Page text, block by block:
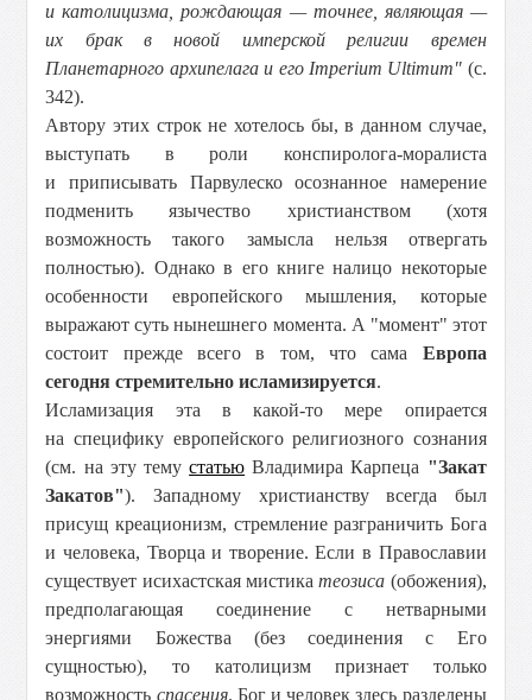
и католицизма, рождающая — точнее, являющая —
их брак в новой имперской религии времен
Планетарного архипелага и его Imperium Ultimum" (с.
342).
Автору этих строк не хотелось бы, в данном случае,
выступать в роли конспиролога-моралиста
и приписывать Парвулеско осознанное намерение
подменить язычество христианством (хотя
возможность такого замысла нельзя отвергать
полностью). Однако в его книге налицо некоторые
особенности европейского мышления, которые
выражают суть нынешнего момента. А "момент" этот
состоит прежде всего в том, что сама Европа
сегодня стремительно исламизируется.
Исламизация эта в какой-то мере опирается
на специфику европейского религиозного сознания
(см. на эту темустатью Владимира Карпеца "Закат
Закатов"). Западному христианству всегда был
присущ креационизм, стремление разграничить Бога
и человека, Творца и творение. Если в Православии
существует исихастская мистикатеозиса (обожения),
предполагающая соединение с нетварными
энергиями Божества (без соединения с Его
сущностью), то католицизм признает только
возможность спасения. Бог и человек здесь разделены